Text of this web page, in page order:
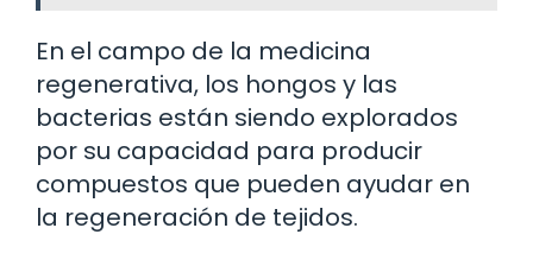
En el campo de la medicina
regenerativa, los hongos y las
bacterias están siendo explorados
por su capacidad para producir
compuestos que pueden ayudar en
la regeneración de tejidos.